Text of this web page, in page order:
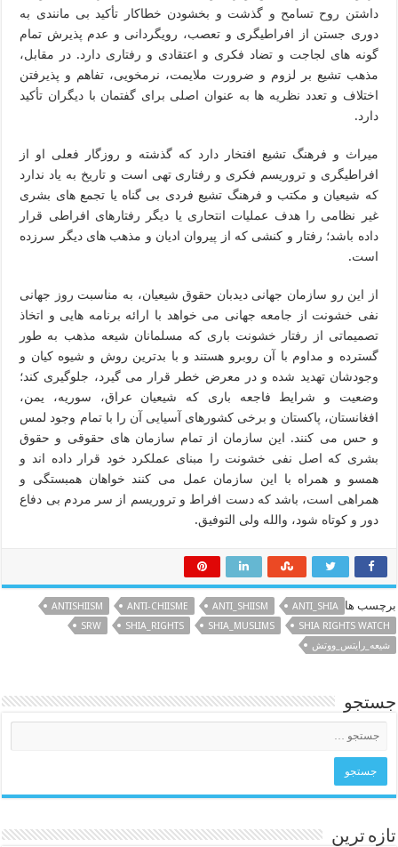
داشتن روح تسامح و گذشت و بخشودن خطاکار تأکید بی مانندی به
دوری جستن از افراطیگری و تعصب، رویگردانی و عدم پذیرش تمام
گونه های لجاجت و تضاد فکری و اعتقادی و رفتاری دارد. در مقابل،
مذهب تشیع بر لزوم و ضرورت ملایمت، نرمخویی، تفاهم و پذیرفتن
اختلاف و تعدد نظریه ها به عنوان اصلی برای گفتمان با دیگران تأکید
دارد.
میراث و فرهنگ تشیع افتخار دارد که گذشته و روزگار فعلی او از
افراطیگری و تروریسم فکری و رفتاری تهی است و تاریخ به یاد ندارد
که شیعیان و مکتب و فرهنگ تشیع فردی بی گناه یا تجمع های بشری
غیر نظامی را هدف عملیات انتحاری یا دیگر رفتارهای افراطی قرار
داده باشد؛ رفتار و کنشی که از پیروان ادیان و مذهب های دیگر سرزده
است.
از این رو سازمان جهانی دیدبان حقوق شیعیان، به مناسبت روز جهانی
نفی خشونت از جامعه جهانی می خواهد با ارائه برنامه هایی و اتخاذ
تصمیماتی از رفتار خشونت باری که مسلمانان شیعه مذهب به طور
گسترده و مداوم با آن روبرو هستند و با بدترین روش و شیوه کیان و
وجودشان تهدید شده و در معرض خطر قرار می گیرد، جلوگیری کند؛
وضعیت و شرایط فاجعه باری که شیعیان عراق، سوریه، یمن،
افغانستان، پاکستان و برخی کشورهای آسیایی آن را با تمام وجود لمس
و حس می کنند. این سازمان از تمام سازمان های حقوقی و حقوق
بشری که اصل نفی خشونت را مبنای عملکرد خود قرار داده اند و
همسو و همراه با این سازمان عمل می کنند خواهان همبستگی و
همراهی است، باشد که دست افراط و تروریسم از سر مردم بی دفاع
دور و کوتاه شود، والله ولی التوفیق.
برچسب ها ANTI_SHIA
ANTI_SHIISM
ANTI-CHIISME
ANTISHIISM
SHIA RIGHTS WATCH
SHIA_MUSLIMS
SHIA_RIGHTS
SRW
شیعه_رایتس_ووتش
جستجو
تازه ترین